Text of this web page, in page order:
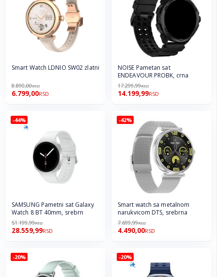
Smart Watch LDNIO SW02 zlatni
8.890,00RSD
6.799,00RSD
NOISE Pametan sat
ENDEAVOUR PROBK, crna
17.299,99RSD
14.199,99RSD
-44%
SAMSUNG Pametni sat Galaxy
Watch 8 BT 40mm, srebrn
51.199,99RSD
28.559,99RSD
-42%
Smart watch sa metalnom
narukvicom DTS, srebrna
7.699,99RSD
4.490,00RSD
-20% -20%